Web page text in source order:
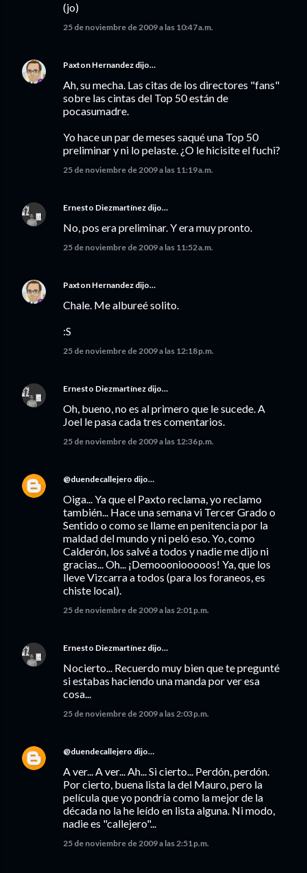
(jo)
25 de noviembre de 2009 a las 10:47 a.m.
Paxton Hernandez dijo…
Ah, su mecha. Las citas de los directores "fans"
sobre las cintas del Top 50 están de
pocasumadre.
Yo hace un par de meses saqué una Top 50
preliminar y ni lo pelaste. ¿O le hicisite el fuchi?
25 de noviembre de 2009 a las 11:19 a.m.
Ernesto Diezmartínez dijo…
No, pos era preliminar. Y era muy pronto.
25 de noviembre de 2009 a las 11:52 a.m.
Paxton Hernandez dijo…
Chale. Me albureé solito.
:S
25 de noviembre de 2009 a las 12:18 p.m.
Ernesto Diezmartínez dijo…
Oh, bueno, no es al primero que le sucede. A
Joel le pasa cada tres comentarios.
25 de noviembre de 2009 a las 12:36 p.m.
@duendecallejero dijo…
Oiga... Ya que el Paxto reclama, yo reclamo
también... Hace una semana vi Tercer Grado o
Sentido o como se llame en penitencia por la
maldad del mundo y ni peló eso. Yo, como
Calderón, los salvé a todos y nadie me dijo ni
gracias... Oh... ¡Demoooniooooos! Ya, que los
lleve Vizcarra a todos (para los foraneos, es
chiste local).
25 de noviembre de 2009 a las 2:01 p.m.
Ernesto Diezmartínez dijo…
Nocierto... Recuerdo muy bien que te pregunté
si estabas haciendo una manda por ver esa
cosa...
25 de noviembre de 2009 a las 2:03 p.m.
@duendecallejero dijo…
A ver... A ver... Ah... Si cierto... Perdón, perdón.
Por cierto, buena lista la del Mauro, pero la
película que yo pondría como la mejor de la
década no la he leído en lista alguna. Ni modo,
nadie es "callejero"...
25 de noviembre de 2009 a las 2:51 p.m.